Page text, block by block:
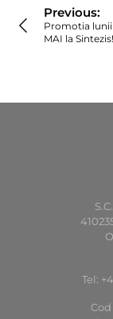
articole
Previous:
Promotia lunii
MAI la Sintezis!
Tel: